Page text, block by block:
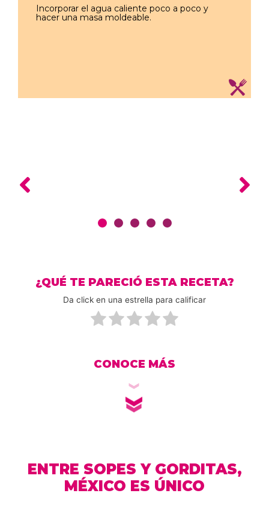
Incorporar el agua caliente poco a poco y
hacer una masa moldeable.
¿QUÉ TE PARECIÓ ESTA RECETA?
Da click en una estrella para calificar
CONOCE MÁS
ENTRE SOPES Y GORDITAS,
MÉXICO ES ÚNICO